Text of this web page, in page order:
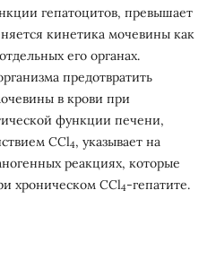
гепатоцитов, превышает
кинетика мочевины как
его органах.
предотвратить
в крови при
функции печени,
CCl4, указывает на
реакциях, которые
хроническом ССl4-гепатите.